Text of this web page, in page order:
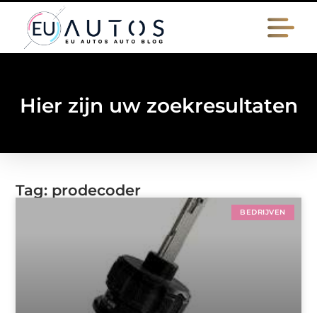
Hier zijn uw zoekresultaten
Tag: prodecoder
BEDRIJVEN